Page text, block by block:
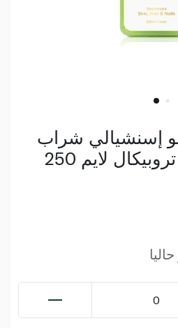
إسنشيالي شراب
الكولاجين بنكهة تروبيكال لايم 250
0